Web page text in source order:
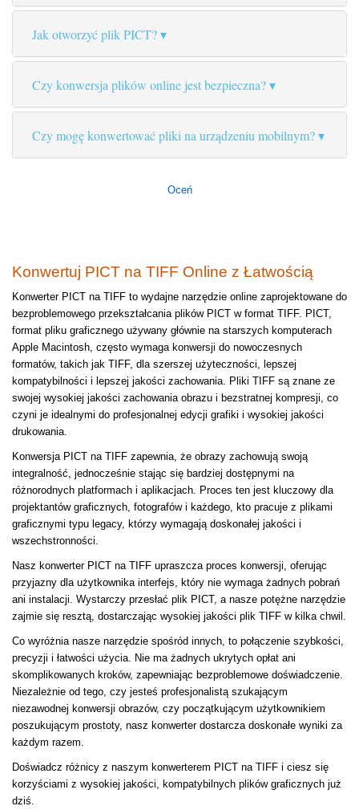
Jak otworzyć plik PICT?
Czy konwersja plików online jest bezpieczna?
Czy mogę konwertować pliki na urządzeniu mobilnym?
Oceń
Konwertuj PICT na TIFF Online z Łatwością
Konwerter PICT na TIFF to wydajne narzędzie online zaprojektowane do
bezproblemowego przekształcania plików PICT w format TIFF. PICT,
format pliku graficznego używany głównie na starszych komputerach
Apple Macintosh, często wymaga konwersji do nowoczesnych
formatów, takich jak TIFF, dla szerszej użyteczności, lepszej
kompatybilności i lepszej jakości zachowania. Pliki TIFF są znane ze
swojej wysokiej jakości zachowania obrazu i bezstratnej kompresji, co
czyni je idealnymi do profesjonalnej edycji grafiki i wysokiej jakości
drukowania.
Konwersja PICT na TIFF zapewnia, że obrazy zachowują swoją
integralność, jednocześnie stając się bardziej dostępnymi na
różnorodnych platformach i aplikacjach. Proces ten jest kluczowy dla
projektantów graficznych, fotografów i każdego, kto pracuje z plikami
graficznymi typu legacy, którzy wymagają doskonałej jakości i
wszechstronności.
Nasz konwerter PICT na TIFF upraszcza proces konwersji, oferując
przyjazny dla użytkownika interfejs, który nie wymaga żadnych pobrań
ani instalacji. Wystarczy przesłać plik PICT, a nasze potężne narzędzie
zajmie się resztą, dostarczając wysokiej jakości plik TIFF w kilka chwil.
Co wyróżnia nasze narzędzie spośród innych, to połączenie szybkości,
precyzji i łatwości użycia. Nie ma żadnych ukrytych opłat ani
skomplikowanych kroków, zapewniając bezproblemowe doświadczenie.
Niezależnie od tego, czy jesteś profesjonalistą szukającym
niezawodnej konwersji obrazów, czy początkującym użytkownikiem
poszukującym prostoty, nasz konwerter dostarcza doskonałe wyniki za
każdym razem.
Doświadcz różnicy z naszym konwerterem PICT na TIFF i ciesz się
korzyściami z wysokiej jakości, kompatybilnych plików graficznych już
dziś.